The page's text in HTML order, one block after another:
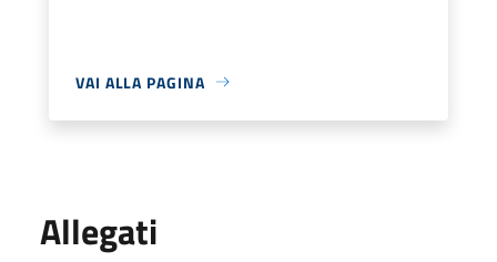
VAI ALLA PAGINA
Allegati